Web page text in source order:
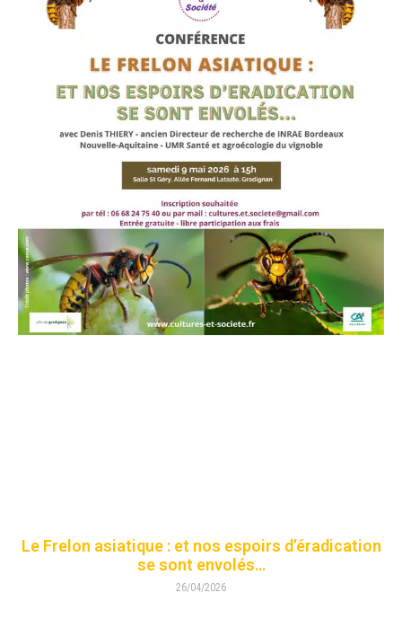
Le Frelon asiatique : et nos espoirs d’éradication
se sont envolés…
26/04/2026